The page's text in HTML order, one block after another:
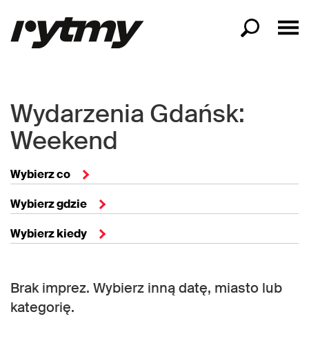
Wydarzenia Gdańsk:
Weekend
Wybierz co
Wybierz gdzie
Wybierz kiedy
Brak imprez. Wybierz inną datę, miasto lub
kategorię.